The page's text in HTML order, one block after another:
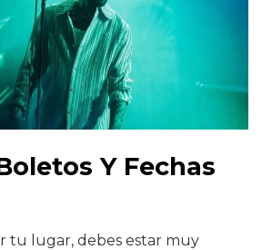
Y Fechas
tu lugar, debes estar muy